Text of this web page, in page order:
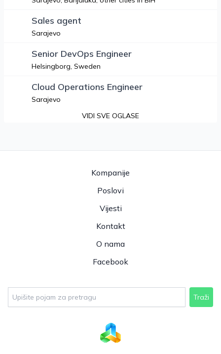
Sales agent
Sarajevo
Senior DevOps Engineer
Helsingborg, Sweden
Cloud Operations Engineer
Sarajevo
VIDI SVE OGLASE
Kompanije
Poslovi
Vijesti
Kontakt
O nama
Facebook
Traži